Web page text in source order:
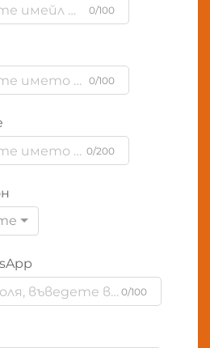
0/100
0/100
0/200
0/100